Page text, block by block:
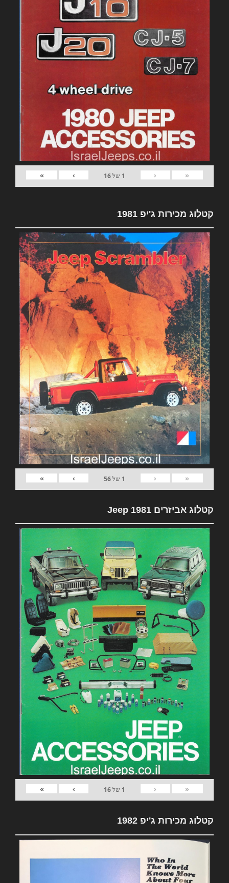
«
‹
1 של16
›
»
קטלוג מכירות ג'יפ 1981
«
‹
1 של56
›
»
קטלוג אביזרים 1981 Jeep
«
‹
1 של16
›
»
קטלוג מכירות ג'יפ 1982